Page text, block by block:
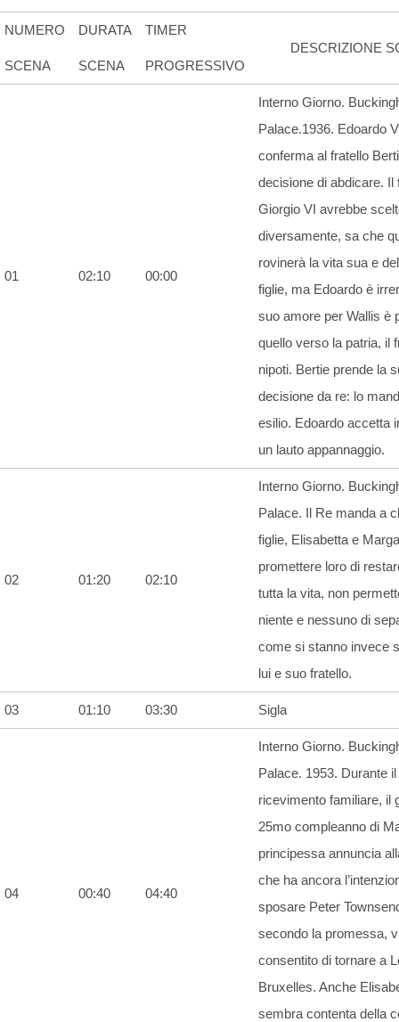
NUMERO
SCENA
DURATA
SCENA
TIMER
PROGRESSIVO
DESCRIZIONE
01 02:10 00:00
Interno Giorno.
Palace.1936. Edoardo
conferma al fratello
decisione di abdicare. Il
Giorgio VI avrebbe
diversamente, sa che
rovinerà la vita sua e
figlie, ma Edoardo è
suo amore per Wallis è
quello verso la patria, il
nipoti. Bertie prende la
decisione da re: lo
esilio. Edoardo accetta
un lauto appannaggio.
02 01:20 02:10
Interno Giorno.
Palace. Il Re manda a
figlie, Elisabetta e
promettere loro di
tutta la vita, non
niente e nessuno di
come si stanno invece
lui e suo fratello.
03 01:10 03:30 Sigla
04 00:40 04:40
Interno Giorno.
Palace. 1953. Durante il
ricevimento familiare, il
25mo compleanno di
principessa annuncia
che ha ancora
sposare Peter
secondo la promessa,
consentito di tornare a
Bruxelles. Anche
sembra contenta della